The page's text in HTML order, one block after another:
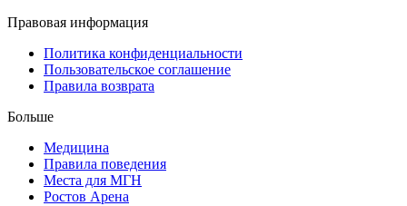
Правовая информация
Политика конфиденциальности
Пользовательское соглашение
Правила возврата
Больше
Медицина
Правила поведения
Места для МГН
Ростов Арена